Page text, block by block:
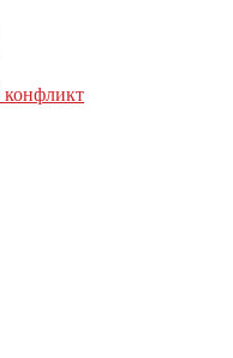
конфликт